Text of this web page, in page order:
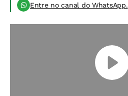
Entre no canal do WhatsApp.